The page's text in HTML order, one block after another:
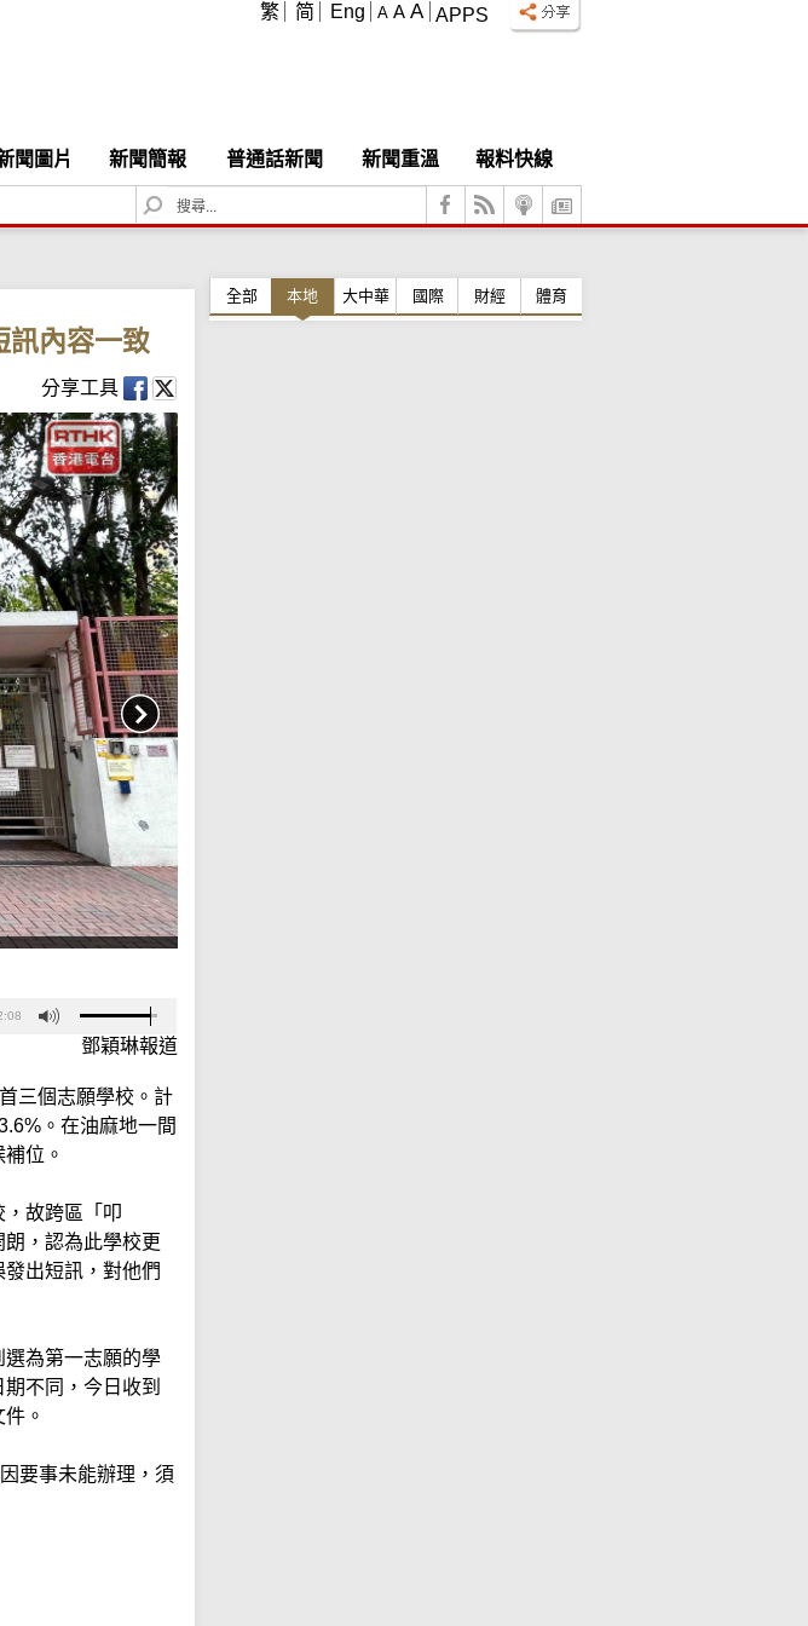
APPS
A A A
繁 简 Eng
聞圖片 新聞簡報 普通話新聞 新聞重溫
報料快線
S
e
c
內容一致
分享工具
鄧穎琳報道
三個志願學校。計
。在油麻地一間
位。
故跨區「叩
，認為此學校更
出短訊，對他們
為第一志願的學
不同，今日收到
。
要事未能辦理，須
全部 本地 大中華 國際 財經 體育